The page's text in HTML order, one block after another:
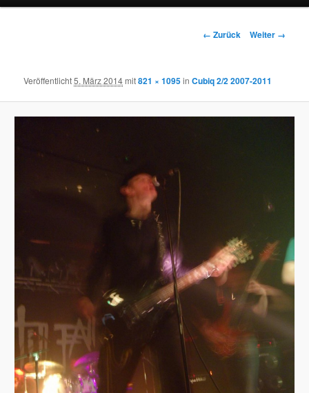
Bilder-
← Zurück Weiter →
Veröffentlicht5. März 2014mit821 × 1095inCubiq 2/2 2007-2011